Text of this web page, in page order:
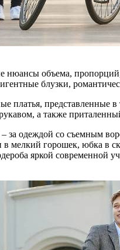
нюансы объема,
блузки,
платья,
а также
– за одеждой со съемным
мелкий горошек, юбка в
яркой